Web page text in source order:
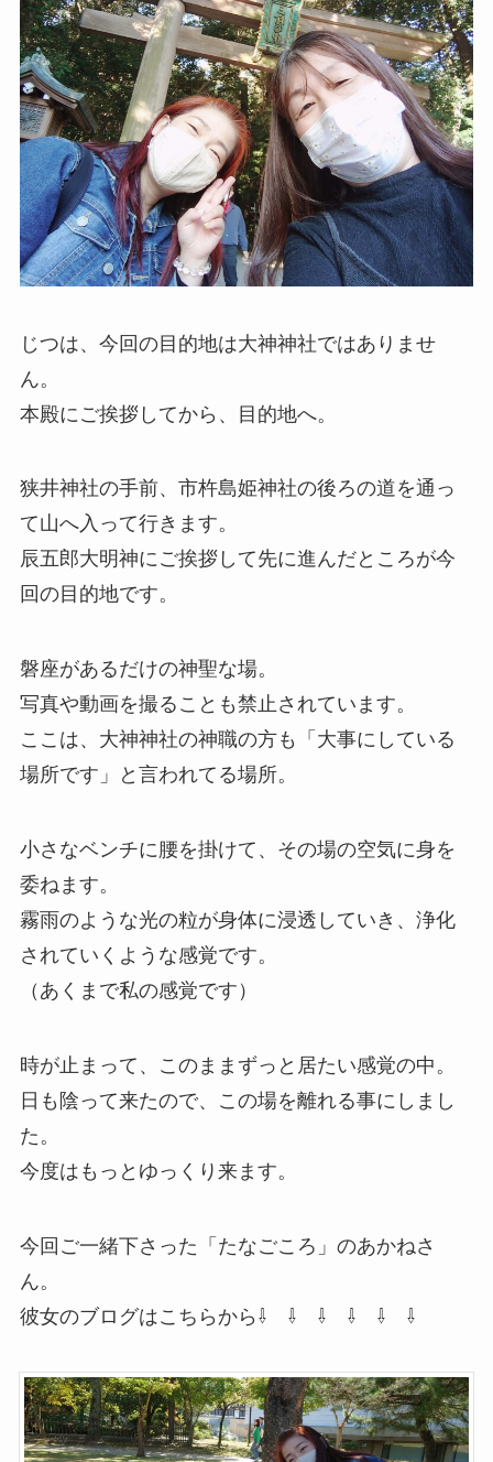
じつは、今回の目的地は大神神社ではありませ
ん。
本殿にご挨拶してから、目的地へ。
狭井神社の手前、市杵島姫神社の後ろの道を通っ
て山へ入って行きます。
辰五郎大明神にご挨拶して先に進んだところが今
回の目的地です。
磐座があるだけの神聖な場。
写真や動画を撮ることも禁止されています。
ここは、大神神社の神職の方も「大事にしている
場所です」と言われてる場所。
小さなベンチに腰を掛けて、その場の空気に身を
委ねます。
霧雨のような光の粒が身体に浸透していき、浄化
されていくような感覚です。
（あくまで私の感覚です）
時が止まって、このままずっと居たい感覚の中。
日も陰って来たので、この場を離れる事にしまし
た。
今度はもっとゆっくり来ます。
今回ご一緒下さった「たなごころ」のあかねさ
ん。
彼女のブログはこちらから⇩ ⇩ ⇩ ⇩ ⇩ ⇩